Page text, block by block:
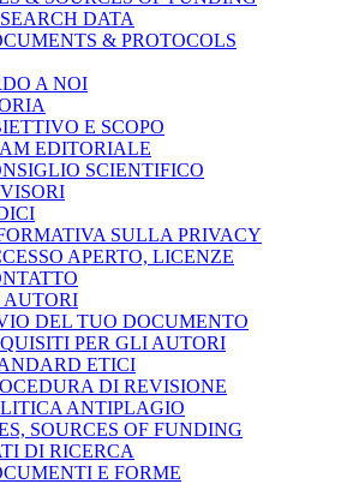
DATA
& PROTOCOLS
A NOI
E SCOPO
EDITORIALE
SCIENTIFICO
SULLA PRIVACY
APERTO, LICENZE
AUTORI
DEL TUO DOCUMENTO
PER GLI AUTORI
ETICI
DI REVISIONE
ANTIPLAGIO
SOURCES OF FUNDING
DI RICERCA
E FORME